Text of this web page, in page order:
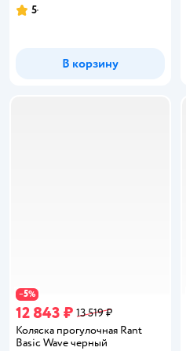
Рейтинг:
5
В корзину
−5%
12 843 ₽ 13 519 ₽
Коляска прогулочная Rant
Basic Wave черный